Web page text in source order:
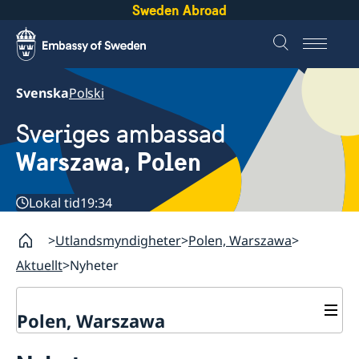
Sweden Abroad
SvenskaPolski
Sveriges ambassad
Warszawa, Polen
Lokal tid19:34
Utlandsmyndigheter Polen, Warszawa
Aktuellt Nyheter
Polen, Warszawa